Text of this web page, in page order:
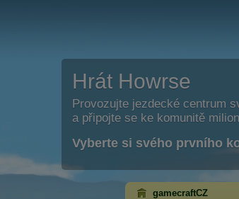
Hrát Howrse
Provozujte jezdecké centrum
a připojte se ke komunitě
Vyberte si svého prvního
gamecraftCZ